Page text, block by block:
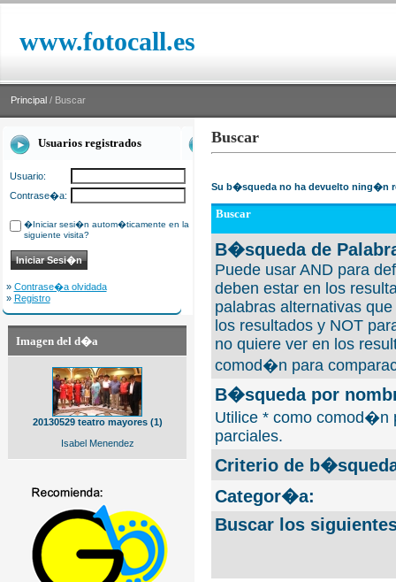
www.fotocall.es
Principal / Buscar
Usuarios registrados
Usuario:
Contrase�a:
�Iniciar sesi�n autom�ticamente en la
siguiente visita?
» Contrase�a olvidada
» Registro
Imagen del d�a
20130529 teatro mayores (1)
Isabel Menendez
Buscar
Su b�squeda no ha devuelto ning�n
Buscar
B�squeda de
Puede usar AND para
deben estar en los
palabras alternativas
los resultados y NOT
no quiere ver en los
comod�n para
B�squeda por
Utilice * como comod�n
parciales.
Criterio de
Categor�a:
Buscar los